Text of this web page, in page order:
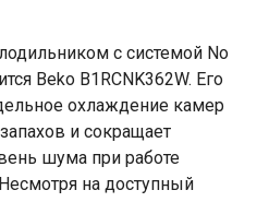
с системой No
Beko B1RCNK362W. Его
охлаждение камер
и сокращает
шума при работе
на доступный